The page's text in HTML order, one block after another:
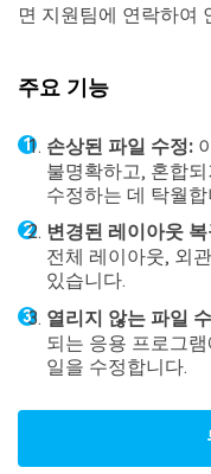
면 지원팀에 연락하여
주요 기능
손상된 파일 수정:
불명확하고, 혼합
수정하는 데 탁월합
변경된 레이아웃
전체 레이아웃, 외
있습니다.
열리지 않는 파일
되는 응용 프로그
일을 수정합니다.